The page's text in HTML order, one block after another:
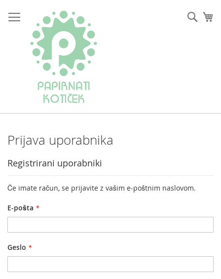
na
vsebino
Prijava uporabnika
Registrirani uporabniki
Če imate račun, se prijavite z vašim e-poštnim naslovom.
E-pošta
Geslo